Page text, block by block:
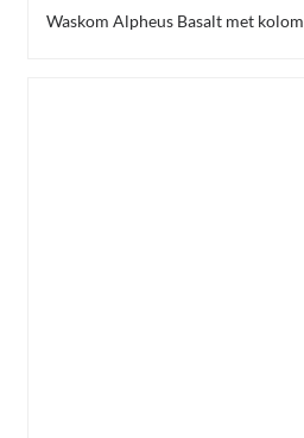
Waskom Alpheus Basalt met kolom